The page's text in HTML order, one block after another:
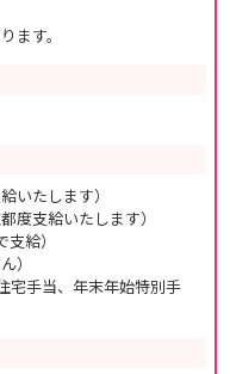
ます。
たします）
支給いたします）
給）
）
宅手当、年末年始特別手